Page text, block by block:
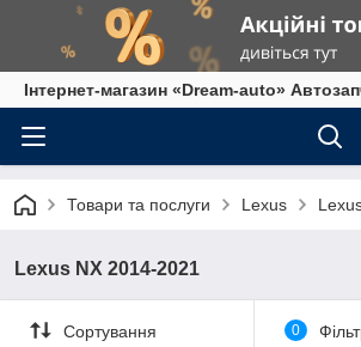
Інтернет-магазин «Dream-auto»
Товари та послуги Lexus
Lexus NX 2014-2021
Сортування 0